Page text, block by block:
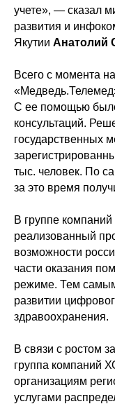
учете», — сказал
развития и
Якутии Анатолий
Всего с момента
С ее помощью
консультаций.
государственных
тыс. человек. По
за это время
В группе
реализованный
возможности
части оказания
режиме. Тем
развитии
здравоохранения.
В связи с ростом
группа компаний
организациям
услугами